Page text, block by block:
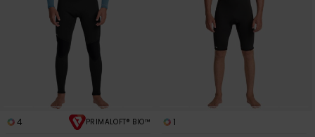
4 PRIMALOFT® BIO™
1